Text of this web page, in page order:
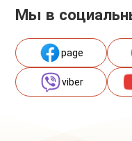
Мы в
page
viber